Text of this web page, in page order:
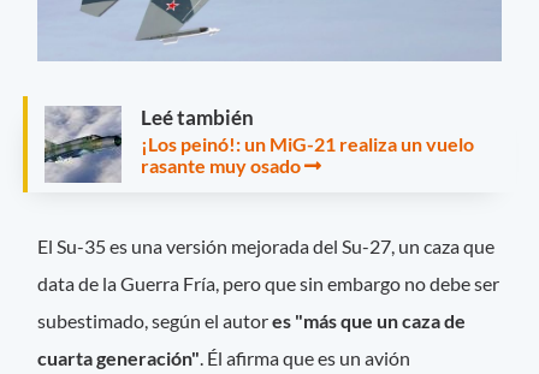
Leé también
¡Los peinó!: un MiG-21 realiza un vuelo
rasante muy osado
El Su-35 es una versión mejorada del Su-27, un caza que
data de la Guerra Fría, pero que sin embargo no debe ser
subestimado, según el autores "más que un caza de
cuarta generación". Él afirma que es un avión